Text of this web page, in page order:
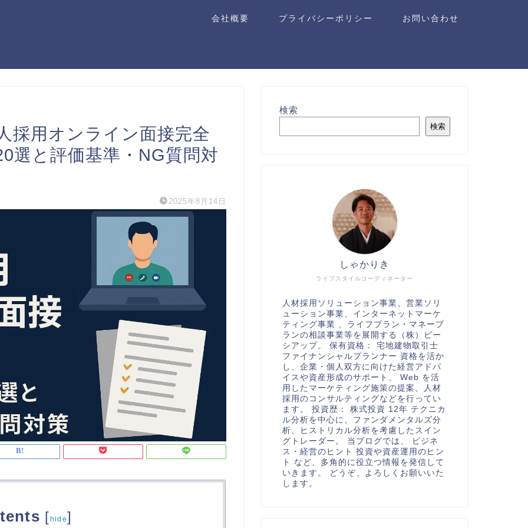
会社概要 プライバシーポリシー お問い合わせ
採用オンライン面接完全
選と評価基準・NG質問対
2025年8月14日
[hide]
検索
検索
ライフスタイルコーディネーター
しゃかりき
人材採用ソリューション事業、営業ソリ
ューション事業、インターネットマーケ
ティング事業 、ライフプラン・マネープ
ランの相談事業等を展開する（株）ビー
シアップ。 保有資格： 宅地建物取引士
ファイナンシャルプランナー 資格を活か
し、企業・個人双方に向けた経営アドバ
イスや資産形成のサポート、 Web を活
用したマーケティング施策の提案、人材
採用のコンサルティングなどを行ってい
ます。 投資歴： 株式投資 12年 テクニカ
ル分析を中心に、ファンダメンタルズ分
析、ヒストリカル分析を考慮したスイン
グトレーダー。 当ブログでは、 ビジネ
ス・経営のヒント 投資や資産運用のヒン
ト など、多角的に役立つ情報を発信して
いきます。 どうぞ、よろしくお願いいた
します。